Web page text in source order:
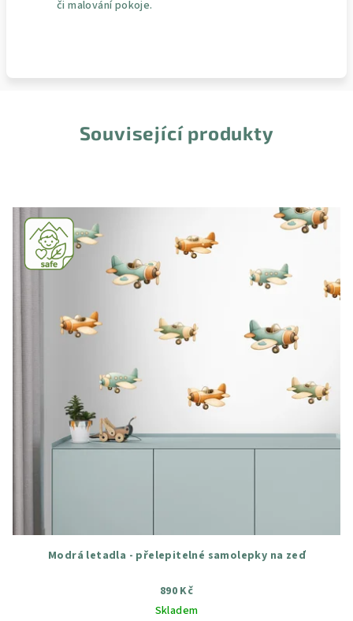
či malování pokoje.
Související produkty
Modrá letadla - přelepitelné samolepky na zeď
890 Kč
Skladem